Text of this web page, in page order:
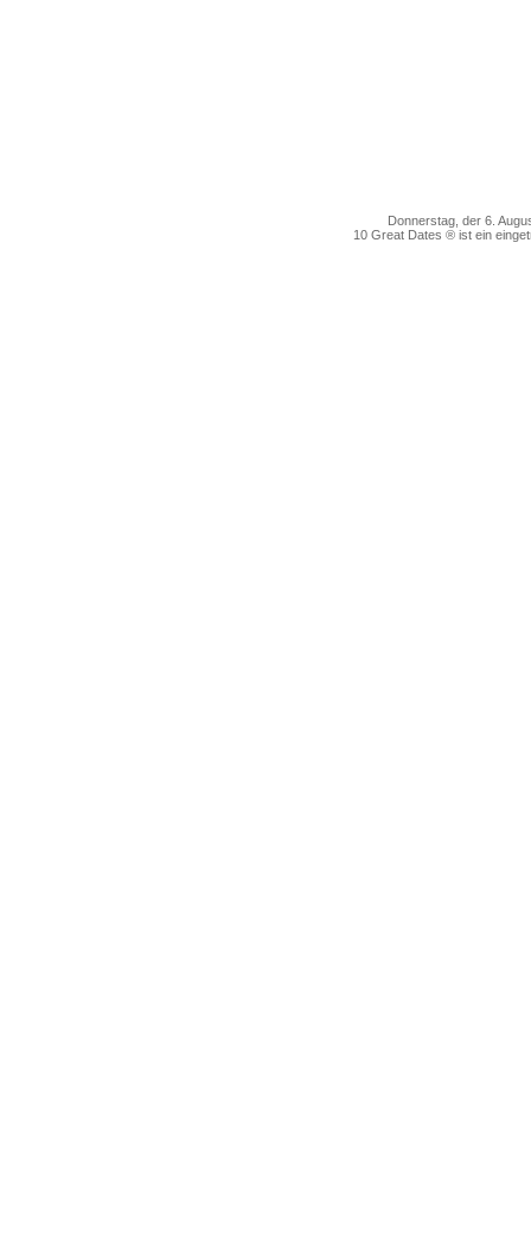
Donnerstag, der 6.
10 Great Dates ® ist ein